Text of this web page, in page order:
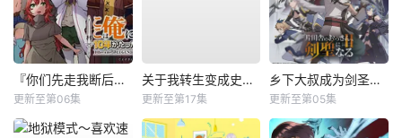
『你们先走我断后』，于是10年后我成为了传说
更新至第06集
关于我转生变成史莱姆这档事第四季
更新至第17集
乡下大叔成为剑圣第二季
更新至第05集